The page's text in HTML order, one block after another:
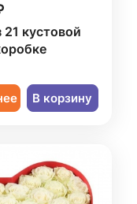
21 кустовой
В корзину